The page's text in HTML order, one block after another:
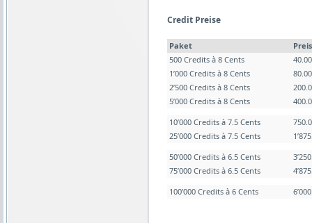
Credit Preise
Paket
Preis
500 Credits à 8 Cents
1’000 Credits à 8 Cents
2’500 Credits à 8 Cents
5’000 Credits à 8 Cents
10’000 Credits à 7.5 Cents
25’000 Credits à 7.5 Cents
50’000 Credits à 6.5 Cents
75’000 Credits à 6.5 Cents
100’000 Credits à 6 Cents